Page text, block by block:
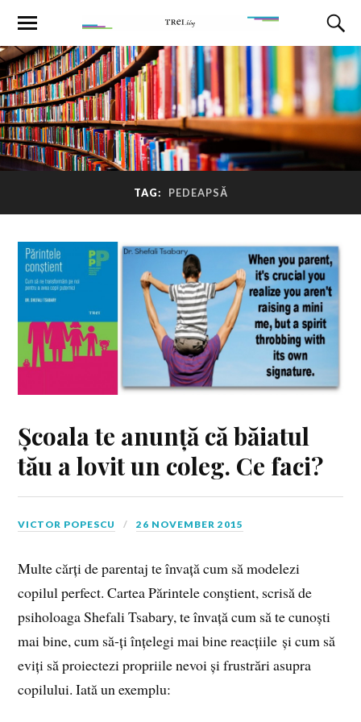
TAG: PEDEAPSĂ
Școala te anunță că băiatul
tău a lovit un coleg. Ce faci?
VICTOR POPESCU 26 NOVEMBER 2015
Multe cărți de parentaj te învață cum să modelezi
copilul perfect. Cartea Părintele conştient, scrisă de
psiholoaga Shefali Tsabary, te învață cum să te cunoști
mai bine, cum să-ți înțelegi mai bine reacțiile și cum să
eviți să proiectezi propriile nevoi și frustrări asupra
copilului. Iată un exemplu: